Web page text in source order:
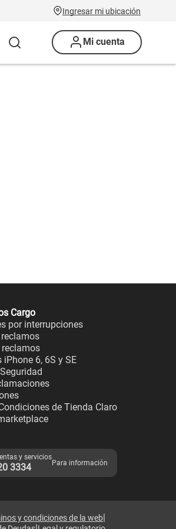
Ingresar mi ubicación
Mi cuenta
Cargo
por interrupciones
6, 6S y SE
de Tienda Claro
y servicios
3334 Para información
y condiciones de la web|